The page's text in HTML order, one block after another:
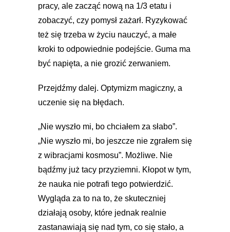
pracy, ale zacząć nową na 1/3 etatu i
zobaczyć, czy pomysł zażarł. Ryzykować
też się trzeba w życiu nauczyć, a małe
kroki to odpowiednie podejście. Guma ma
być napięta, a nie grozić zerwaniem.
Przejdźmy dalej. Optymizm magiczny, a
uczenie się na błędach.
„Nie wyszło mi, bo chciałem za słabo”.
„Nie wyszło mi, bo jeszcze nie zgrałem się
z wibracjami kosmosu”. Możliwe. Nie
bądźmy już tacy przyziemni. Kłopot w tym,
że nauka nie potrafi tego potwierdzić.
Wygląda za to na to, że skuteczniej
działają osoby, które jednak realnie
zastanawiają się nad tym, co się stało, a